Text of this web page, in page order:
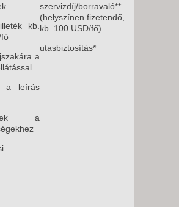
kb.
a
a leírás
a
szervizdíj/borravaló**
(helyszínen fizetendő,
kb. 100 USD/fő)
utasbiztosítás*